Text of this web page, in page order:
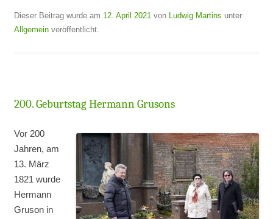
Dieser Beitrag wurde am 12. April 2021 von Ludwig Martins unter
Allgemein veröffentlicht.
200. Geburtstag Hermann Grusons
Vor 200
Jahren, am
13. März
1821 wurde
Hermann
Gruson in